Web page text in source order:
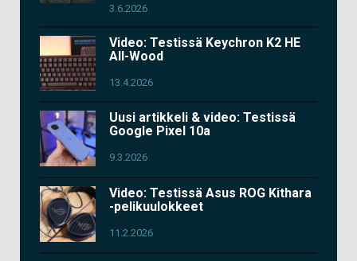
3.6.2026
Video: Testissä Keychron K2 HE
All-Wood
13.4.2026
Uusi artikkeli & video: Testissä
Google Pixel 10a
9.3.2026
Video: Testissä Asus ROG Kithara
-pelikuulokkeet
11.2.2026